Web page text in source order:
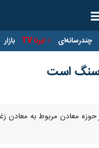
چندرسانه‌ای ایرنا TV بازار
سنگ است
معادن مربوط به